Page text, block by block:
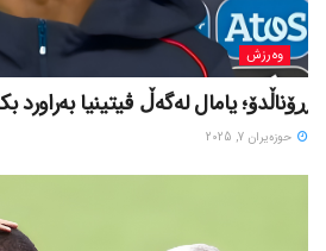
وەرزش
ڕۆناڵدۆ؛ یامال لەگەڵ ڤیتینیا
حوزه‌یران 7, 2025